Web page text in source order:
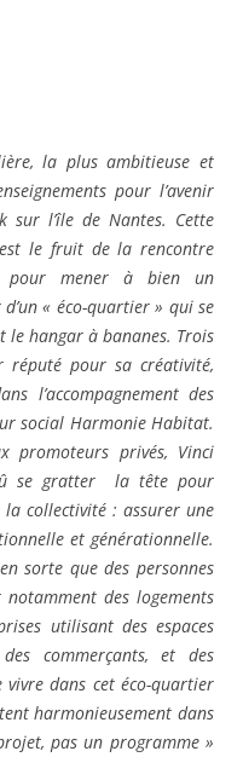
la plus ambitieuse et
pour l’avenir
sur l’île de Nantes. Cette
le fruit de la rencontre
pour mener à bien un
« éco-quartier » qui se
le hangar à bananes. Trois
réputé pour sa créativité,
l’accompagnement des
social Harmonie Habitat.
promoteurs privés, Vinci
se gratter la tête pour
collectivité : assurer une
et générationnelle.
sorte que des personnes
des logements
utilisant des espaces
commerçants, et des
dans cet éco-quartier
harmonieusement dans
pas un programme »